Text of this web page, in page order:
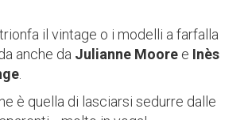
il vintage o i modelli a farfalla
anche da Julianne Moore e Inès
.
è quella di lasciarsi sedurre dalle